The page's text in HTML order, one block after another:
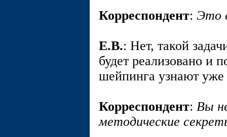
Корреспондент: Это
E.В.: Нет, такой
будет реализовано и
шейпинга узнают
Корреспондент: Вы
методические